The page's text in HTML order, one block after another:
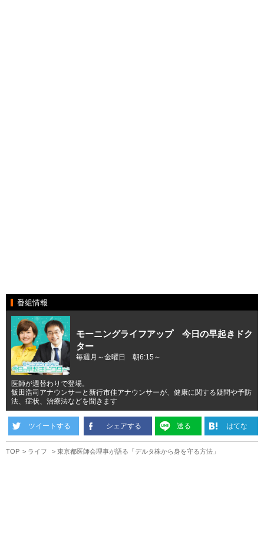
番組情報
モーニングライフアップ 今日の早起きドク
ター
毎週月～金曜日 朝6:15～
医師が週替わりで登場。
飯田浩司アナウンサーと新行市佳アナウンサーが、健康に関する疑問や予防
法、症状、治療法などを聞きます
ツイートする シェアする 送る はてな
TOP ライフ 東京都医師会理事が語る「デルタ株から身を守る方法」